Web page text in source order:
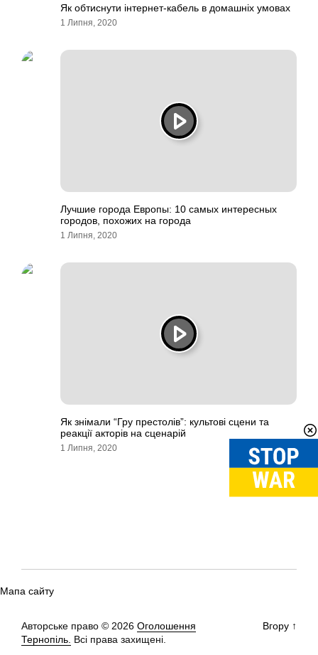
Як обтиснути інтернет-кабель в домашніх умовах
1 Липня, 2020
Лучшие города Европы: 10 самых интересных
городов, похожих на города
1 Липня, 2020
Як знімали “Гру престолів”: культові сцени та
реакції акторів на сценарій
1 Липня, 2020
Мапа сайту
Авторське право © 2026 Оголошення
Тернопіль. Всі права захищені.
Вгору ↑